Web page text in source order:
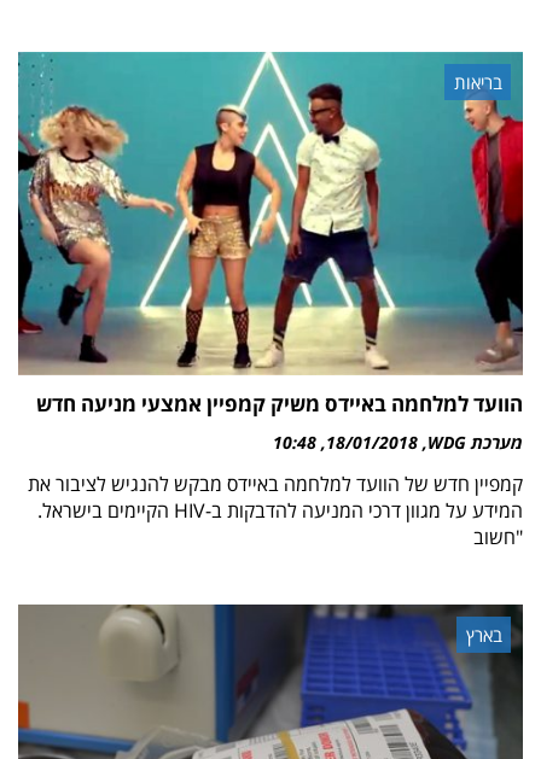
בריאות
הוועד למלחמה באיידס משיק קמפיין אמצעי מניעה חדש‎
מערכת WDG 18/01/2018
10:48
קמפיין חדש של הוועד למלחמה באיידס מבקש להנגיש לציבור את
המידע על מגוון דרכי המניעה להדבקות ב-HIV הקיימים בישראל.
"חשוב
בארץ